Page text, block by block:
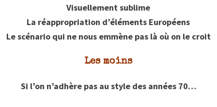
Visuellement sublime
La réappropriation d’éléments Européens
Le scénario qui ne nous emmène pas là où on le croit
Les moins
Si l’on n’adhère pas au style des années 70…